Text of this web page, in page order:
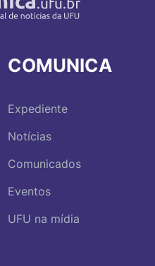
COMUNICA
Expediente
Notícias
Comunicados
Eventos
UFU na mídia